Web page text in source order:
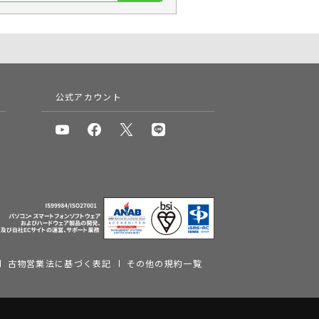
公式アカウント
古物営業法に基づく表記 その他の規約一覧